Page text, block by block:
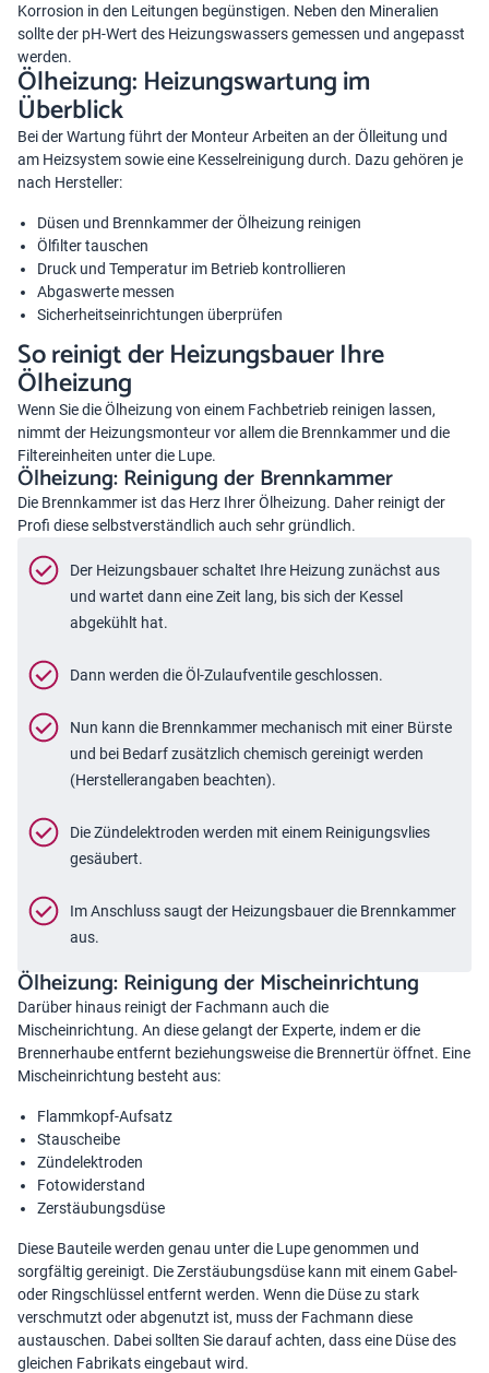
Korrosion in den Leitungen begünstigen. Neben den Mineralien
sollte der pH-Wert des Heizungswassers gemessen und angepasst
werden.
Ölheizung: Heizungswartung im
Überblick
Bei der Wartung führt der Monteur Arbeiten an der Ölleitung und
am Heizsystem sowie eine Kesselreinigung durch. Dazu gehören je
nach Hersteller:
Düsen und Brennkammer der Ölheizung reinigen
Ölfilter tauschen
Druck und Temperatur im Betrieb kontrollieren
Abgaswerte messen
Sicherheitseinrichtungen überprüfen
So reinigt der Heizungsbauer Ihre
Ölheizung
Wenn Sie die Ölheizung von einem Fachbetrieb reinigen lassen,
nimmt der Heizungsmonteur vor allem die Brennkammer und die
Filtereinheiten unter die Lupe.
Ölheizung: Reinigung der Brennkammer
Die Brennkammer ist das Herz Ihrer Ölheizung. Daher reinigt der
Profi diese selbstverständlich auch sehr gründlich.
Der Heizungsbauer schaltet Ihre Heizung zunächst aus
und wartet dann eine Zeit lang, bis sich der Kessel
abgekühlt hat.
Dann werden die Öl-Zulaufventile geschlossen.
Nun kann die Brennkammer mechanisch mit einer Bürste
und bei Bedarf zusätzlich chemisch gereinigt werden
(Herstellerangaben beachten).
Die Zündelektroden werden mit einem Reinigungsvlies
gesäubert.
Im Anschluss saugt der Heizungsbauer die Brennkammer
aus.
Ölheizung: Reinigung der Mischeinrichtung
Darüber hinaus reinigt der Fachmann auch die
Mischeinrichtung. An diese gelangt der Experte, indem er die
Brennerhaube entfernt beziehungsweise die Brennertür öffnet. Eine
Mischeinrichtung besteht aus:
Flammkopf-Aufsatz
Stauscheibe
Zündelektroden
Fotowiderstand
Zerstäubungsdüse
Diese Bauteile werden genau unter die Lupe genommen und
sorgfältig gereinigt. Die Zerstäubungsdüse kann mit einem Gabel-
oder Ringschlüssel entfernt werden. Wenn die Düse zu stark
verschmutzt oder abgenutzt ist, muss der Fachmann diese
austauschen. Dabei sollten Sie darauf achten, dass eine Düse des
gleichen Fabrikats eingebaut wird.